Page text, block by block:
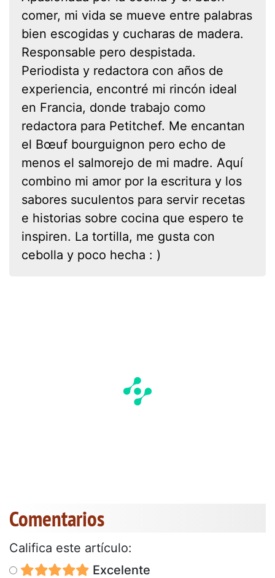
comer, mi vida se mueve entre palabras
bien escogidas y cucharas de madera.
Responsable pero despistada.
Periodista y redactora con años de
experiencia, encontré mi rincón ideal
en Francia, donde trabajo como
redactora para Petitchef. Me encantan
el Bœuf bourguignon pero echo de
menos el salmorejo de mi madre. Aquí
combino mi amor por la escritura y los
sabores suculentos para servir recetas
e historias sobre cocina que espero te
inspiren. La tortilla, me gusta con
cebolla y poco hecha : )
Comentarios
Califica este artículo:
Excelente